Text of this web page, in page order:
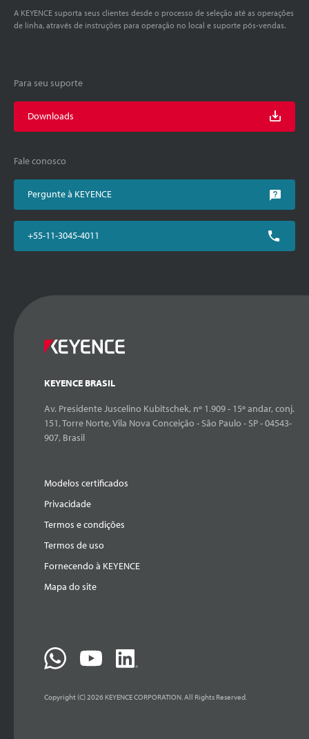
A KEYENCE suporta seus clientes desde o processo de seleção até as operações
de linha, através de instruções para operação no local e suporte pós-vendas.
Para seu suporte
Downloads
Fale conosco
Pergunte à KEYENCE
+55-11-3045-4011
KEYENCE BRASIL
Av. Presidente Juscelino Kubitschek, nº 1.909 - 15º andar, conj.
151, Torre Norte, Vila Nova Conceição - São Paulo - SP - 04543-
907, Brasil
Modelos certificados
Privacidade
Termos e condições
Termos de uso
Fornecendo à KEYENCE
Mapa do site
Copyright (C) 2026 KEYENCE CORPORATION. All Rights Reserved.